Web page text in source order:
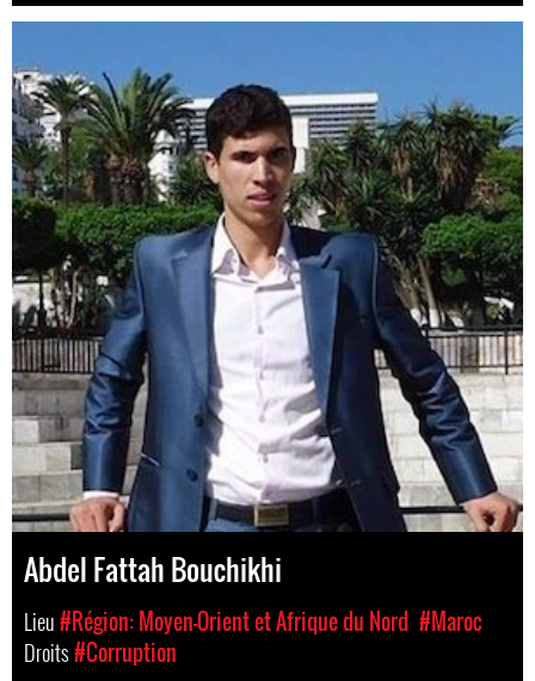
Abdel Fattah Bouchikhi
Lieu#Région: Moyen-Orient et Afrique du Nord #Maroc
Droits#Corruption